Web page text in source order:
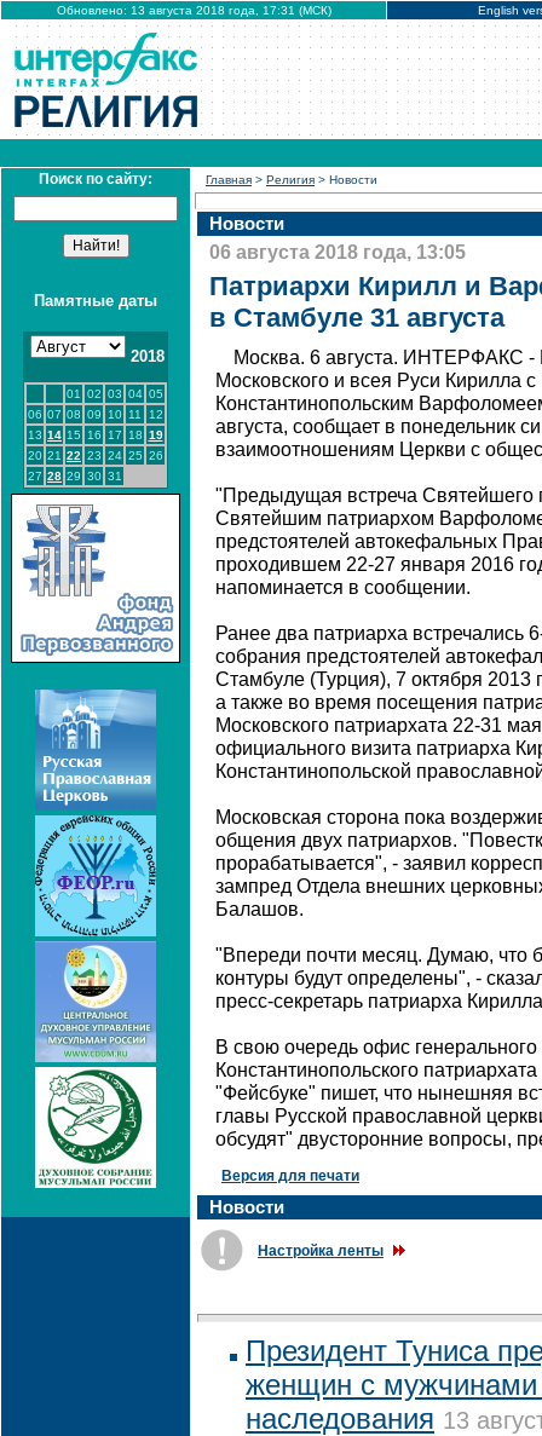
Обновлено: 13 августа 2018 года, 17:31 (МСК) English
Поиск по сайту:
Памятные даты
2018
01 02 03 04 05
06 07 08 09 10 11
12
13 14 15 16 17 18 19
20 21 22 23 24 25 26
27 28 29 30 31
Главная > Религия > Новости
Новости
06 августа 2018 года, 13:05
Патриархи Кирилл и
в Стамбуле 31 августа
Москва. 6 августа. ИНТЕРФАКС -
Московского и всея Руси Кирилла
Константинопольским
августа, сообщает в понедельник
взаимоотношениям Церкви с
"Предыдущая встреча Святейшего
Святейшим патриархом
предстоятелей автокефальных
проходившем 22-27 января 2016
напоминается в сообщении.
Ранее два патриарха встречались
собрания предстоятелей
Стамбуле (Турция), 7 октября 2013
а также во время посещения
Московского патриархата 22-31
официального визита патриарха
Константинопольской
Московская сторона пока
общения двух патриархов.
прорабатывается", - заявил
зампред Отдела внешних
Балашов.
"Впереди почти месяц. Думаю, что
контуры будут определены", -
пресс-секретарь патриарха
В свою очередь офис
Константинопольского
"Фейсбуке" пишет, что нынешняя
главы Русской православной
обсудят" двусторонние вопросы,
Версия для печати
Новости
Настройка ленты
Президент Туниса
женщин с мужчинами
наследования 13